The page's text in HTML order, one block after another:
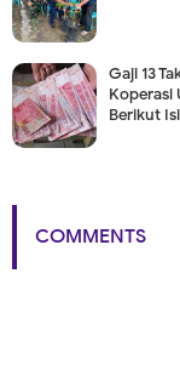
Gaji 13
Koperasi
Berikut
COMMENTS